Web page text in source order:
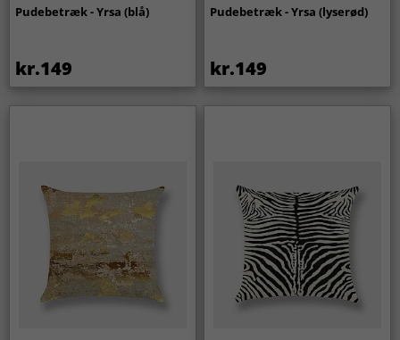
Pudebetræk - Yrsa (blå)
kr.149
Pudebetræk - Yrsa (lyserød)
kr.149